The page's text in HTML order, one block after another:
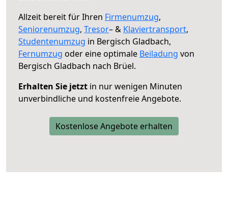
Allzeit bereit für Ihren Firmenumzug,
Seniorenumzug, Tresor– & Klaviertransport,
Studentenumzug in Bergisch Gladbach,
Fernumzug oder eine optimale Beiladung von
Bergisch Gladbach nach Brüel.
Erhalten Sie jetzt in nur wenigen Minuten
unverbindliche und kostenfreie Angebote.
Kostenlose Angebote erhalten